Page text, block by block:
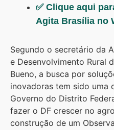
✅ Clique aqui
Agita Brasília no
Segundo o secretário da
e Desenvolvimento Rural
Bueno, a busca por
inovadoras tem sido uma
Governo do Distrito
fazer o DF crescer no
construção de um